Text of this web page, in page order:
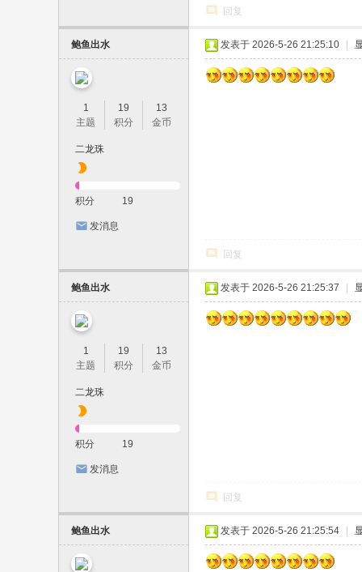
回复
鲍鱼出水
1
主题
19
积分
13
金币
二龙珠
积分 19
发消息
发表于 2026-5-26 21:25:10
回复
鲍鱼出水
1
主题
19
积分
13
金币
二龙珠
积分 19
发消息
发表于 2026-5-26 21:25:37
回复
鲍鱼出水 发表于 2026-5-26 21:25:54